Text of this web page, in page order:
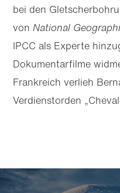
bei den
vonNational
IPCC als Experte
Dokumentarfilme
Frankreich verlieh
Verdienstorden